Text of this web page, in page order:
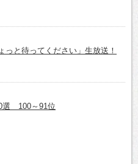
っと待ってください」生放送！
選 100～91位